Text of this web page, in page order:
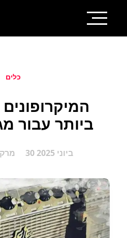
כלים
ביותר עבור
30 ביוני 2025